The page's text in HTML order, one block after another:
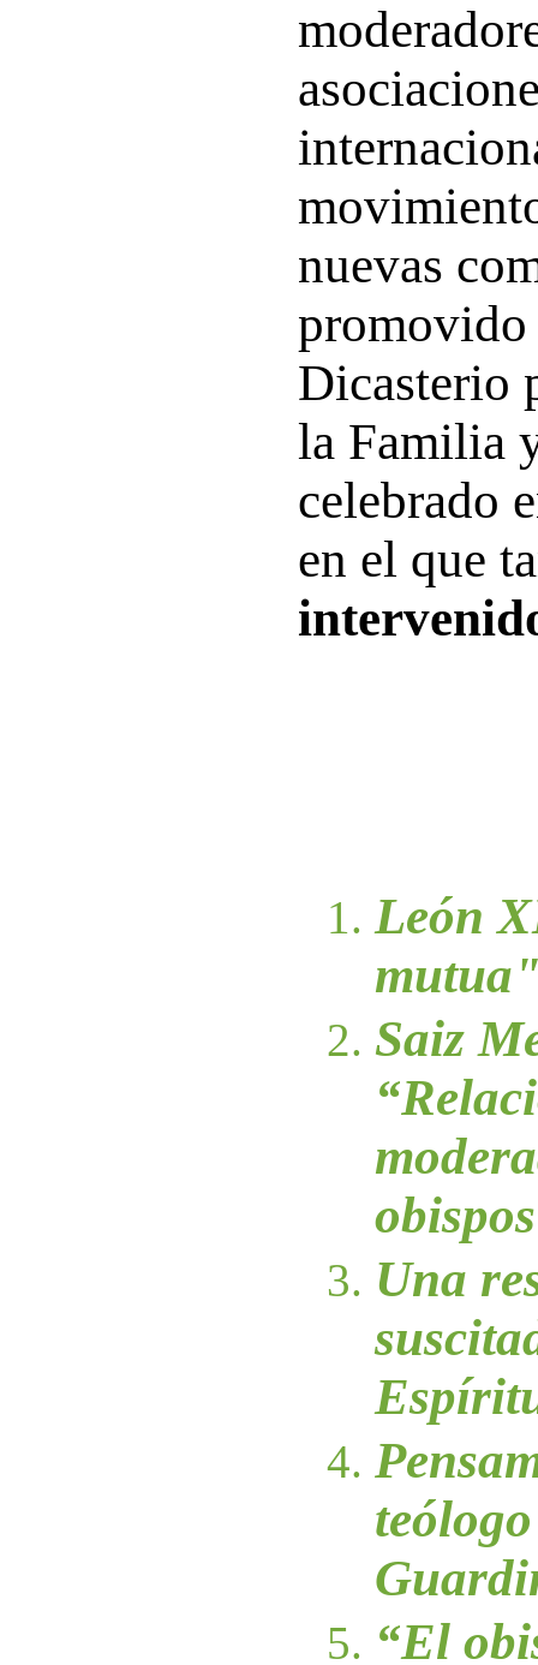
nuevas
Dicasterio
la Familia
celebrado
en el que
León
Saiz
Una
“El